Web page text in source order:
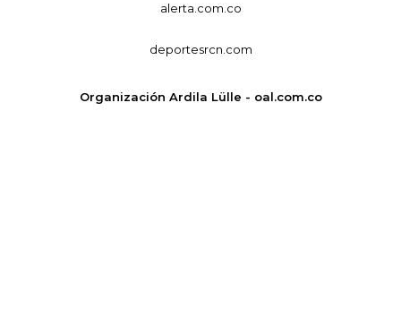
alerta.com.co
deportesrcn.com
Organización Ardila Lülle - oal.com.co